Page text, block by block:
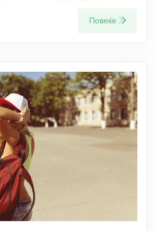
Повеќе